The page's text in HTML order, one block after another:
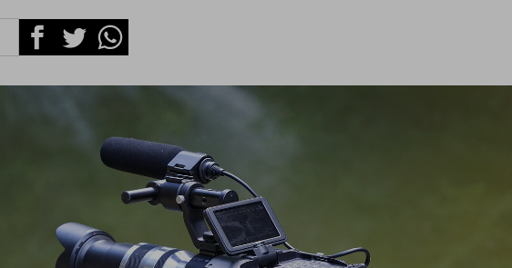
FacebookTwitterWhatsapp